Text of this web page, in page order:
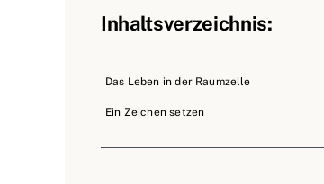
Inhaltsverzeichnis:
Das Leben in der Raumzelle
Ein Zeichen setzen